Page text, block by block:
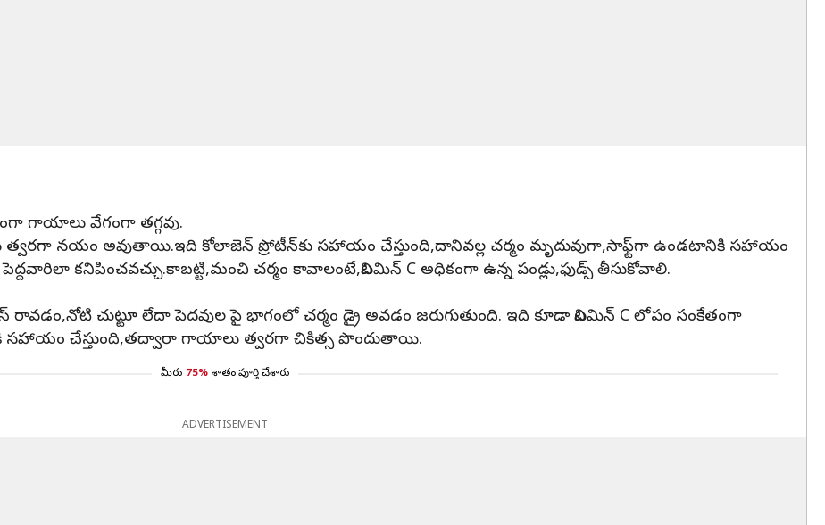
గాయాలు వేగంగా తగ్గవు.
త్వరగా నయం అవుతాయి.ఇది కోలాజెన్ ప్రోటీన్‌‌కు సహాయం చేస్తుంది,దానివల్ల చర్మం మృదువుగా,సాఫ్ట్‌గా ఉండటానికి సహాయం
కనిపించవచ్చు.కాబట్టి,మంచి చర్మం కావాలంటే,విటమిన్ C అధికంగా ఉన్న పండ్లు,ఫుడ్స్ తీసుకోవాలి.
రావడం,నోటి చుట్టూ లేదా పెదవుల పై భాగంలో చర్మం డ్రై అవడం జరుగుతుంది. ఇది కూడా విటమిన్ C లోపం సంకేతంగా
సహాయం చేస్తుంది,తద్వారా గాయాలు త్వరగా చికిత్స పొందుతాయి.
మీరు 75% శాతం పూర్తి చేశారు
ADVERTISEMENT